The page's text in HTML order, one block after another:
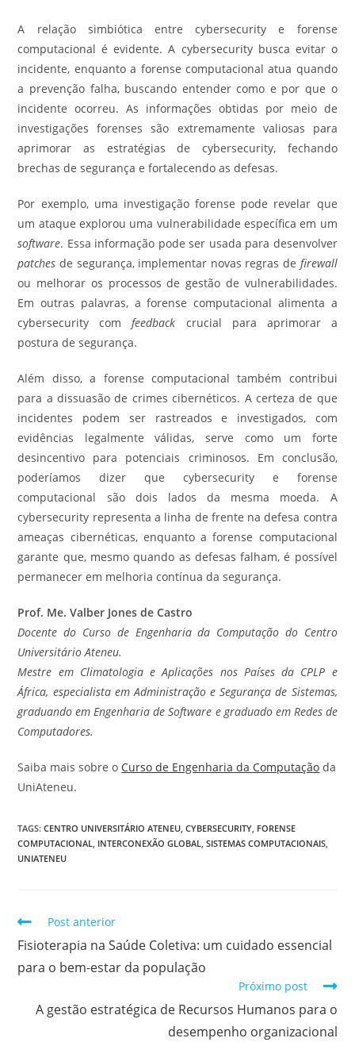
A relação simbiótica entre cybersecurity e forense
computacional é evidente. A cybersecurity busca evitar o
incidente, enquanto a forense computacional atua quando
a prevenção falha, buscando entender como e por que o
incidente ocorreu. As informações obtidas por meio de
investigações forenses são extremamente valiosas para
aprimorar as estratégias de cybersecurity, fechando
brechas de segurança e fortalecendo as defesas.
Por exemplo, uma investigação forense pode revelar que
um ataque explorou uma vulnerabilidade específica em um
software. Essa informação pode ser usada para desenvolver
patches de segurança, implementar novas regras de firewall
ou melhorar os processos de gestão de vulnerabilidades.
Em outras palavras, a forense computacional alimenta a
cybersecurity comfeedback crucial para aprimorar a
postura de segurança.
Além disso, a forense computacional também contribui
para a dissuasão de crimes cibernéticos. A certeza de que
incidentes podem ser rastreados e investigados, com
evidências legalmente válidas, serve como um forte
desincentivo para potenciais criminosos. Em conclusão,
poderíamos dizer que cybersecurity e forense
computacional são dois lados da mesma moeda. A
cybersecurity representa a linha de frente na defesa contra
ameaças cibernéticas, enquanto a forense computacional
garante que, mesmo quando as defesas falham, é possível
permanecer em melhoria contínua da segurança.
Prof. Me. Valber Jones de Castro
Docente do Curso de Engenharia da Computação do Centro
Universitário Ateneu.
Mestre em Climatologia e Aplicações nos Países da CPLP e
África, especialista em Administração e Segurança de Sistemas,
graduando em Engenharia de Software e graduado em Redes de
Computadores.
Saiba mais sobre o Curso de Engenharia da Computação da
UniAteneu.
TAGS:CENTRO UNIVERSITÁRIO ATENEU, CYBERSECURITY, FORENSE
COMPUTACIONAL, INTERCONEXÃO GLOBAL, SISTEMAS COMPUTACIONAIS,
UNIATENEU
Post anterior
Fisioterapia na Saúde Coletiva: um cuidado essencial
para o bem-estar da população
Próximo post
A gestão estratégica de Recursos Humanos para o
desempenho organizacional